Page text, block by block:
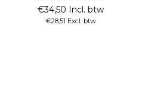
€34,50 Incl. btw
€28,51 Excl. btw